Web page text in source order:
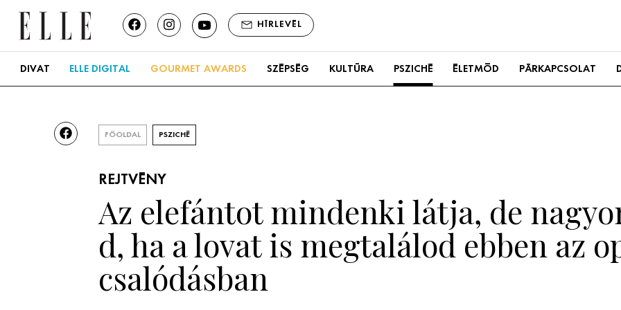
HÍRLEVÉL
DIVAT ELLE DIGITAL GOURMET AWARDS SZÉPSÉG KULTÚRA PSZICHÉ ÉLETMÓD PÁRKAPCSOLAT
FŐOLDAL PSZICHÉ
REJTVÉNY
Az elefántot mindenki látja, de
d, ha a lovat is megtalálod ebben az
csalódásban